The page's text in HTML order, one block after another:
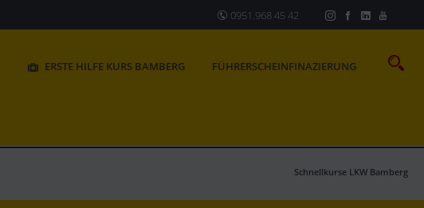
0951.968 45 42
ERSTE HILFE KURS BAMBERG FÜHRERSCHEINFINAZIERUNG
Schnellkurse LKW Bamberg